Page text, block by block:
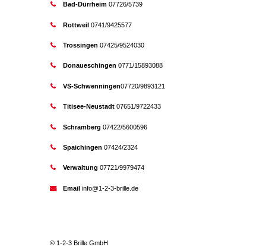
Bad-Dürrheim07726/5739
Rottweil0741/9425577
Trossingen 07425/9524030
Donaueschingen 0771/15893088
VS-Schwenningen07720/9893121
Titisee-Neustadt07651/9722433
Schramberg 07422/5600596
Spaichingen 07424/2324
Verwaltung 07721/9979474
Emailinfo@1-2-3-brille.de
© 1-2-3 Brille GmbH